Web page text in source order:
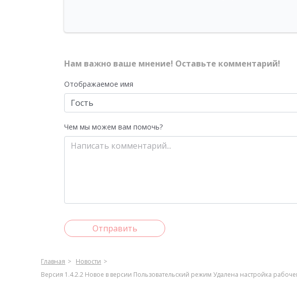
Нам важно ваше мнение! Оставьте комментарий!
Отображаемое имя
Чем мы можем вам помочь?
Отправить
Главная
Новости
Версия 1.4.2.2 Новое в версии Пользовательский режим Удалена настройка